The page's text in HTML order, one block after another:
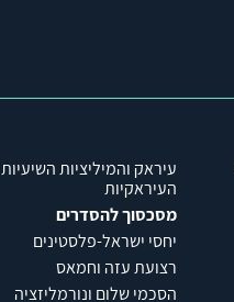
עיראק והמיליציות השיעיות
העיראקיות
מסכסוך להסדרים
יחסי ישראל-פלסטינים
רצועת עזה וחמאס
הסכמי שלום ונורמליזציה